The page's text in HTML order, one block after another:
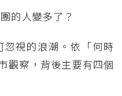
的人變多了？
視的浪潮。依「何時
觀察，背後主要有四個